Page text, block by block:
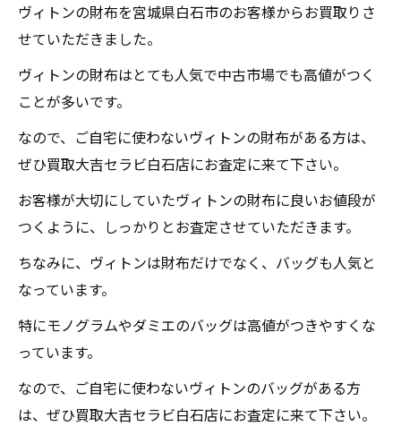
ヴィトンの財布を宮城県白石市のお客様からお買取りさ
せていただきました。
ヴィトンの財布はとても人気で中古市場でも高値がつく
ことが多いです。
なので、ご自宅に使わないヴィトンの財布がある方は、
ぜひ買取大吉セラビ白石店にお査定に来て下さい。
お客様が大切にしていたヴィトンの財布に良いお値段が
つくように、しっかりとお査定させていただきます。
ちなみに、ヴィトンは財布だけでなく、バッグも人気と
なっています。
特にモノグラムやダミエのバッグは高値がつきやすくな
っています。
なので、ご自宅に使わないヴィトンのバッグがある方
は、ぜひ買取大吉セラビ白石店にお査定に来て下さい。